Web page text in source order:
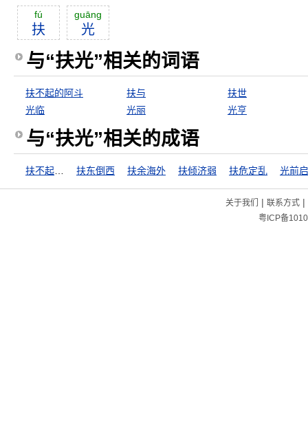
fú
扶
guāng
光
与“扶光”相关的词语
扶不起的阿斗 扶与
扶世
光临
光丽 光亨
与“扶光”相关的成语
扶东倒西 扶余海外 扶倾济弱 扶危定乱 光前
关于我们 | 联系方式|
粤ICP备